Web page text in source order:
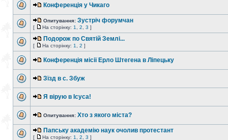
Конференція у Чикаго
Опитування: Зустріч форумчан
[ На сторінку: 1 2 3 ]
Подорож по Святій Землі...
[ На сторінку: 1 2 ]
Конференція місії Ерло Штегена в Ліпецьку
Зїзд в с. Збуж
Я вірую в Ісуса!
Опитування: Хто з якого міста?
Папську академію наук очолив протестант
[ На сторінку: 1 2 3 ]